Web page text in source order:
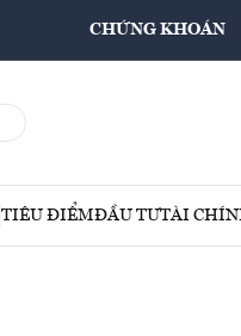
CHỨNG KHOÁN
TIÊU ĐIỂMĐẦU TƯTÀI